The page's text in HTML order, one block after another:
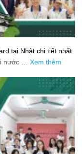
tại Nhật chi tiết nhất
nước … Xem thêm